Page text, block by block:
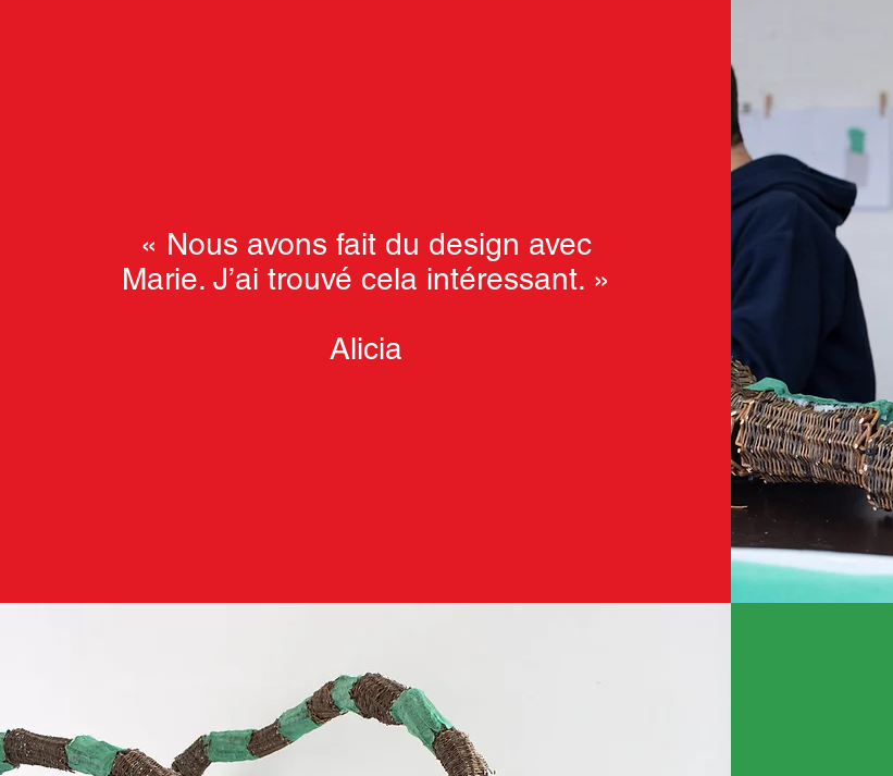
« Nous avons fait du design avec
Marie. J’ai trouvé cela intéressant. »
Alicia